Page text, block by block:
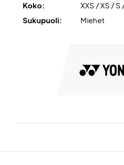
tänään!
Väri: Musta.
Koko:
XXS / XS / S
Sukupuoli:
Miehet